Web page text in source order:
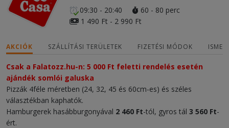
09:30 - 20:40
60 - 80 perc
1 490 Ft - 2 990 Ft
AKCIÓK SZÁLLÍTÁSI TERÜLETEK FIZETÉSI MÓDOK
Csak a Falatozz.hu-n: 5 000 Ft feletti rendelés esetén
ajándék somlói galuska
Pizzák 4féle méretben (24, 32, 45 és 60cm-es) és széles
választékban kaphatók.
Hamburgerek hasábburgonyával 2 460 Ft-tól, gyros tál 3 560 Ft-
ért.